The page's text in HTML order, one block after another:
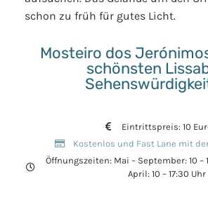
schon zu früh für gutes Licht.
Mosteiro dos
schönsten
Eintrittspreis: 10
Kostenlos und Fast Lane mit
Öffnungszeiten: Mai – September: 10 –
April: 10 – 17:30 Uhr